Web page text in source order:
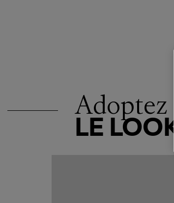
Adoptez
LE LOOK